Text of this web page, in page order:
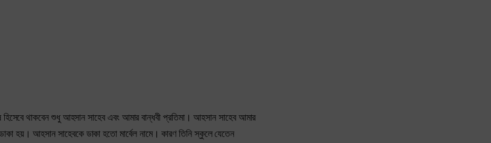
থাকবেন শুধু আহসান সাহেব এবং আমার বান্ধবী প্রতিমা। আহসান সাহেব আমার
হয়। আহসান সাহেবকে ডাকা হতো মার্বেল নামে। কারণ তিনি স্কুলে যেতেন